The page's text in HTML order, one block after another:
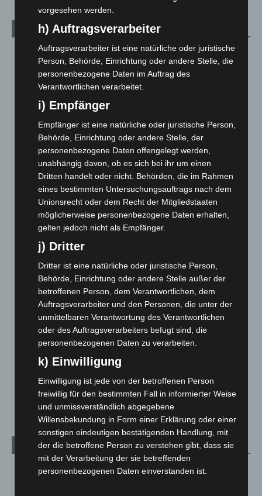
Aktuelle Beiträge
Niedersachsen: Feuerwehrkräfte kehren nach
Waldbrandeinsatz aus Spanien zurück
7. August 2026
Hannover: Erste Tigermücken-Population in Niedersachsen
entdeckt
7. August 2026
Brand im „Haus der Begegnung“ in Neuwarmbüchen schnell
eingedämmt
6. August 2026
Region Hannover: 21 neue Notfallsanitäter starten beim
5. August 2026
Mann läuft mit Hockeyschläger über A7 – Polizei sucht
5. August 2026
Celle: Mensch stirbt bei Bagger-Unfall auf Baustelle
5. August 2026
Gasleitung bei McDonald’s-Umbau in Langenhagen
beschädigt
5. August 2026
Anklage nach Abschaltung von „Archetyp Market“ erhoben
3. August 2026
Kategorien
Blaulicht
vorgesehen werden.
h) Auftragsverarbeiter
Auftragsverarbeiter ist eine natürliche oder juristische
Person, Behörde, Einrichtung oder andere Stelle, die
personenbezogene Daten im Auftrag des
Verantwortlichen verarbeitet.
i) Empfänger
Empfänger ist eine natürliche oder juristische Person,
Behörde, Einrichtung oder andere Stelle, der
personenbezogene Daten offengelegt werden,
unabhängig davon, ob es sich bei ihr um einen
Dritten handelt oder nicht. Behörden, die im Rahmen
eines bestimmten Untersuchungsauftrags nach dem
Unionsrecht oder dem Recht der Mitgliedstaaten
möglicherweise personenbezogene Daten erhalten,
gelten jedoch nicht als Empfänger.
j) Dritter
Dritter ist eine natürliche oder juristische Person,
Behörde, Einrichtung oder andere Stelle außer der
betroffenen Person, dem Verantwortlichen, dem
Auftragsverarbeiter und den Personen, die unter der
unmittelbaren Verantwortung des Verantwortlichen
oder des Auftragsverarbeiters befugt sind, die
personenbezogenen Daten zu verarbeiten.
k) Einwilligung
Einwilligung ist jede von der betroffenen Person
freiwillig für den bestimmten Fall in informierter Weise
und unmissverständlich abgegebene
Willensbekundung in Form einer Erklärung oder einer
sonstigen eindeutigen bestätigenden Handlung, mit
der die betroffene Person zu verstehen gibt, dass sie
mit der Verarbeitung der sie betreffenden
personenbezogenen Daten einverstanden ist.